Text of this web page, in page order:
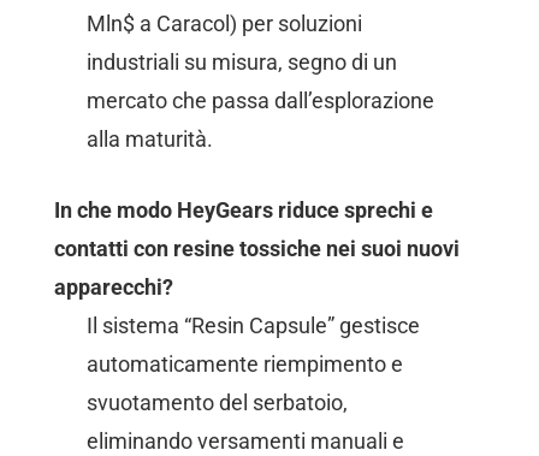
Mln$ a Caracol) per soluzioni
industriali su misura, segno di un
mercato che passa dall’esplorazione
alla maturità.
In che modo HeyGears riduce sprechi e
contatti con resine tossiche nei suoi nuovi
apparecchi?
Il sistema “Resin Capsule” gestisce
automaticamente riempimento e
svuotamento del serbatoio,
eliminando versamenti manuali e